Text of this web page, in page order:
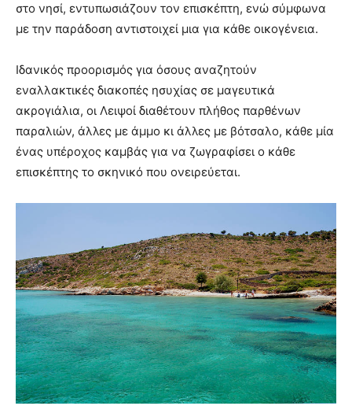
στο νησί, εντυπωσιάζουν τον επισκέπτη, ενώ σύμφωνα
με την παράδοση αντιστοιχεί μια για κάθε οικογένεια.
Ιδανικός προορισμός για όσους αναζητούν
εναλλακτικές διακοπές ησυχίας σε μαγευτικά
ακρογιάλια, οι Λειψοί διαθέτουν πλήθος παρθένων
παραλιών, άλλες με άμμο κι άλλες με βότσαλο, κάθε μία
ένας υπέροχος καμβάς για να ζωγραφίσει ο κάθε
επισκέπτης το σκηνικό που ονειρεύεται.